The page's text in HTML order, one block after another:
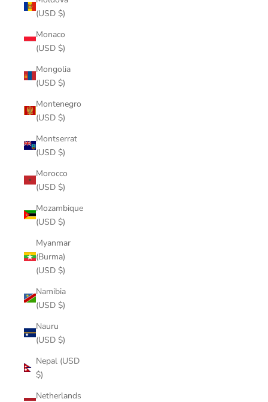
(USD $)
Monaco
(USD $)
Mongolia
(USD $)
Montenegro
(USD $)
Montserrat
(USD $)
Morocco
(USD $)
Mozambique
(USD $)
Myanmar
(Burma)
(USD $)
Namibia
(USD $)
Nauru
(USD $)
Nepal (USD
$)
Netherlands